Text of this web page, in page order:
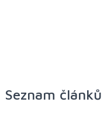
Seznam článků